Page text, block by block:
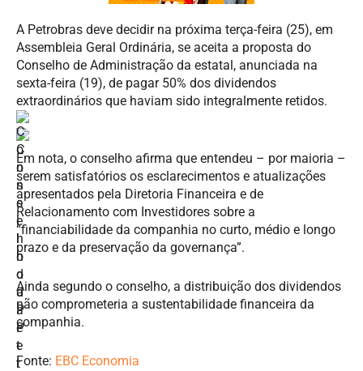
A Petrobras deve decidir na próxima terça-feira (25), em
Assembleia Geral Ordinária, se aceita a proposta do
Conselho de Administração da estatal, anunciada na
sexta-feira (19), de pagar 50% dos dividendos
extraordinários que haviam sido integralmente retidos.
Em nota, o conselho afirma que entendeu – por maioria –
serem satisfatórios os esclarecimentos e atualizações
apresentados pela Diretoria Financeira e de
Relacionamento com Investidores sobre a
“financiabilidade da companhia no curto, médio e longo
prazo e da preservação da governança”.
Ainda segundo o conselho, a distribuição dos dividendos
não comprometeria a sustentabilidade financeira da
companhia.
Fonte: EBC Economia